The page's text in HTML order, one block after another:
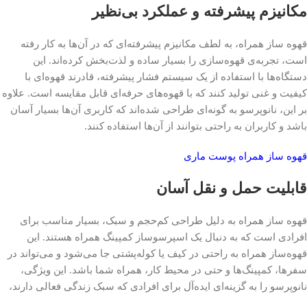
مکانیزم پیشرفته و عملکرد بی‌نظیر
قهوه ساز همراه، به لطف مکانیزم پیشرفته‌ای که در آن‌ها به کار رفته
است، تجربه‌ی قهوه‌سازی را بسیار ساده و لذت‌بخش کرده‌اند. این
دستگاه‌ها با استفاده از یک سیستم فشار پیشرفته، قادرند قهوه‌ای با
کیفیت و غنی تولید کنند که با قهوه‌های حرفه‌ای قابل مقایسه است. علاوه
بر این، نانوپرسو به گونه‌ای طراحی شده‌اند که کاربری آن‌ها بسیار آسان
باشد و کاربران به راحتی بتوانند از آن‌ها استفاده کنند.
قهوه ساز همراه پوست ماری
قابلیت حمل و نقل آسان
قهوه ساز همراه به دلیل طراحی کم‌حجم و سبک، بسیار مناسب برای
افرادی است که به دنبال یک اسپرسوساز کمپینگ همراه هستند. این
قهوه‌ساز همراه به راحتی در کیف یا کوله‌پشتی جا می‌شود و می‌تواند در
سفرها، کمپینگ‌ها و حتی در محیط کار، همراه شما باشد. این ویژگی،
نانوپرسو را به گزینه‌ای ایده‌آل برای افرادی که سبک زندگی فعالی دارند،